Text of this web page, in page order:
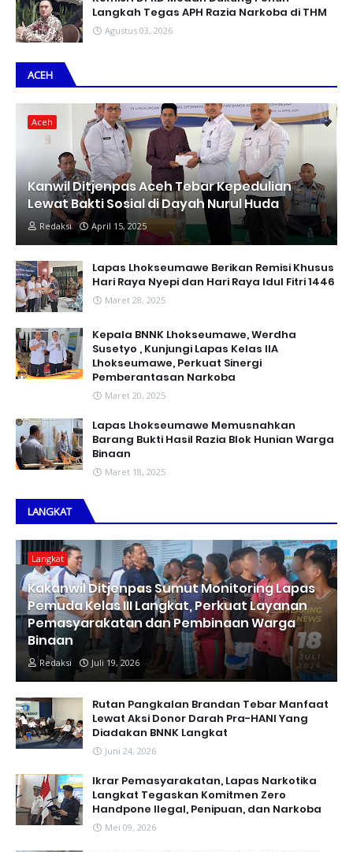
Langkah Tegas APH Razia Narkoba di THM
Agustus 03, 2026
ACEH
Aceh
Kanwil Ditjenpas Aceh Tebar Kepedulian
Lewat Bakti Sosial di Dayah Nurul Huda
Redaksi April 15, 2025
Lapas Lhokseumawe Berikan Remisi Khusus
Hari Raya Nyepi dan Hari Raya Idul Fitri 1446
Maret 28, 2025
Kepala BNNK Lhokseumawe, Werdha
Susetyo , Kunjungi Lapas Kelas IIA
Lhokseumawe, Perkuat Sinergi
Pemberantasan Narkoba
Maret 20, 2025
Lapas Lhokseumawe Memusnahkan
Barang Bukti Hasil Razia Blok Hunian Warga
Binaan
Maret 18, 2025
LANGKAT
Langkat
Kakanwil Ditjenpas Sumut Monitoring Lapas
Pemuda Kelas III Langkat, Perkuat Layanan
Pemasyarakatan dan Pembinaan Warga
Binaan
Redaksi Juli 19, 2026
Rutan Pangkalan Brandan Tebar Manfaat
Lewat Aksi Donor Darah Pra-HANI Yang
Diadakan BNNK Langkat
Juni 24, 2026
Ikrar Pemasyarakatan, Lapas Narkotika
Langkat Tegaskan Komitmen Zero
Handpone llegal, Penipuan, dan Narkoba
Mei 09, 2026